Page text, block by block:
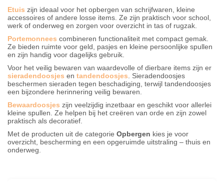
Etuis zijn ideaal voor het opbergen van schrijfwaren, kleine
accessoires of andere losse items. Ze zijn praktisch voor school,
werk of onderweg en zorgen voor overzicht in tas of rugzak.
Portemonnees combineren functionaliteit met compact gemak.
Ze bieden ruimte voor geld, pasjes en kleine persoonlijke spullen
en zijn handig voor dagelijks gebruik.
Voor het veilig bewaren van waardevolle of dierbare items zijn er
sieradendoosjes en tandendoosjes. Sieradendoosjes
beschermen sieraden tegen beschadiging, terwijl tandendoosjes
een bijzondere herinnering veilig bewaren.
Bewaardoosjes zijn veelzijdig inzetbaar en geschikt voor allerlei
kleine spullen. Ze helpen bij het creëren van orde en zijn zowel
praktisch als decoratief.
Met de producten uit de categorie Opbergen kies je voor
overzicht, bescherming en een opgeruimde uitstraling – thuis en
onderweg.